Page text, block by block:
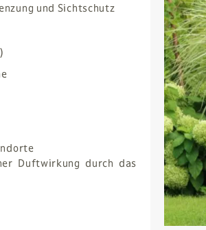
und Sichtschutz
Duftwirkung durch das